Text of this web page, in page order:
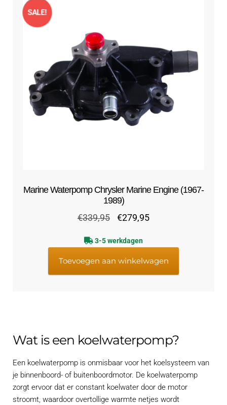
Marine Waterpomp Chrysler Marine Engine (1967-
1989)
SALE!
€339,95
Oorspronkelijke
was:
€339,95.
€279,95Huidige
is:
€279,95.
3-5 werkdagen
Toevoegen aan winkelwagen
Wat is een koelwaterpomp?
Een koelwaterpomp is onmisbaar voor het koelsysteem van
je binnenboord- of buitenboordmotor. De koelwaterpomp
zorgt ervoor dat er constant koelwater door de motor
stroomt, waardoor overtollige warmte netjes wordt